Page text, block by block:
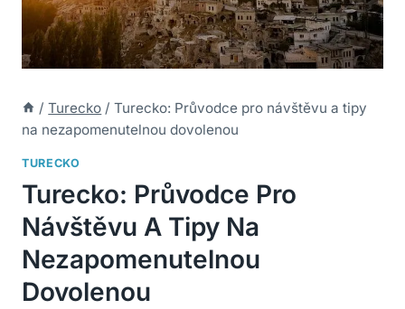
/ Turecko / Turecko: Průvodce pro návštěvu a tipy
na nezapomenutelnou dovolenou
TURECKO
Turecko: Průvodce Pro
Návštěvu A Tipy Na
Nezapomenutelnou
Dovolenou